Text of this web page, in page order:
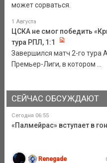
может сорваться.
1 Августа
ЦСКА не смог победить
тура РПЛ, 1:1
Завершился матч 2-го тура
Премьер-Лиги, в котором ...
СЕЙЧАС ОБСУЖДАЮТ
Сегодня 06:55
«Палмейрас» вступает в
Renegade